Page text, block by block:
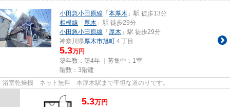
小田急小田原線 「本厚木 」駅 徒歩13分
相模線 「厚木 」駅 徒歩29分
小田急小田原線 「厚木 」駅 徒歩29分
神奈川県厚木市旭町 ４丁目
5.3万円
築年数：築4年 ｜募集中： 1室
階数：3階建
浴室乾燥機 ネット無料 本厚木駅まで平坦な道のりです。
5.3万円